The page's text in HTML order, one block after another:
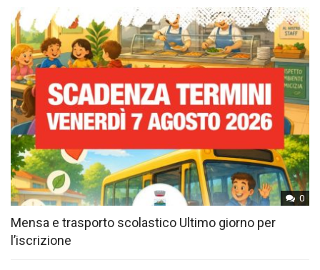
0
Mensa e trasporto scolastico Ultimo giorno per
l’iscrizione